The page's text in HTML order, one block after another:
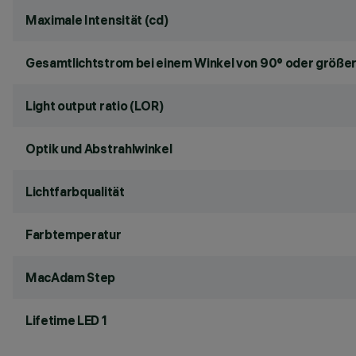
Maximale Intensität (cd)
Gesamtlichtstrom bei einem Winkel von 90° oder
Light output ratio (LOR)
Optik und Abstrahlwinkel
Lichtfarbqualität
Farbtemperatur
MacAdam Step
Lifetime LED 1